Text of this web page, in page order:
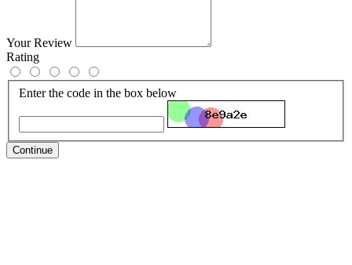
Your Review
Rating
Enter the code in the box below
Continue